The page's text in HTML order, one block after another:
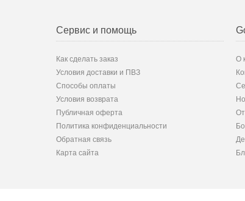
Сервис и помощь
Как сделать заказ
Условия доставки и ПВЗ
Способы оплаты
Условия возврата
Публичная оферта
Политика конфиденциальности
Обратная связь
Карта сайта
О